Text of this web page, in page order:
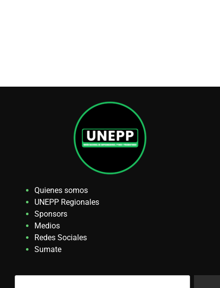
Quienes somos
UNEPP Regionales
Sponsors
Medios
Redes Sociales
Sumate